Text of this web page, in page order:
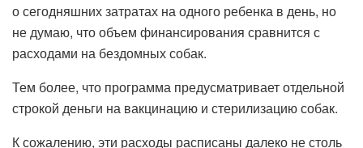
о сегодняшних затратах на одного ребенка в день, но
не думаю, что объем финансирования сравнится с
расходами на бездомных собак.
Тем более, что программа предусматривает отдельной
строкой деньги на вакцинацию и стерилизацию собак.
К сожалению, эти расходы расписаны далеко не столь